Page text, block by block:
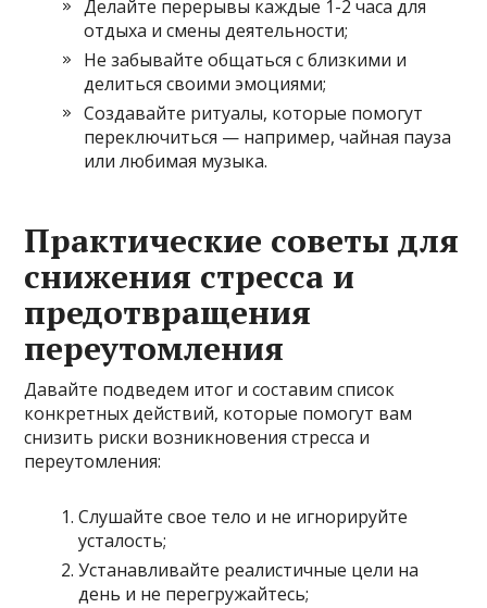
Делайте перерывы каждые 1-2 часа для
отдыха и смены деятельности;
Не забывайте общаться с близкими и
делиться своими эмоциями;
Создавайте ритуалы, которые помогут
переключиться — например, чайная пауза
или любимая музыка.
Практические советы для
снижения стресса и
предотвращения
переутомления
Давайте подведем итог и составим список
конкретных действий, которые помогут вам
снизить риски возникновения стресса и
переутомления:
Слушайте свое тело и не игнорируйте
усталость;
Устанавливайте реалистичные цели на
день и не перегружайтесь;